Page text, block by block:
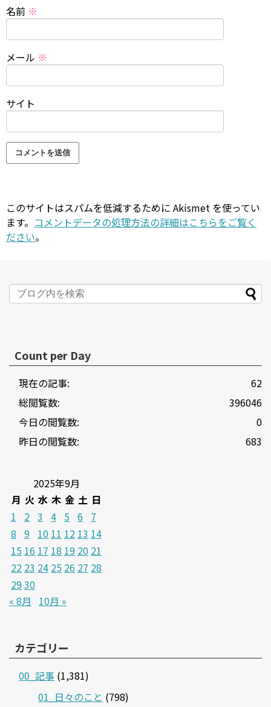
名前 ※
メール ※
サイト
このサイトはスパムを低減するために Akismet を使ってい
ます。 コメントデータの処理方法の詳細はこちらをご覧く
ださい。
Count per Day
62
現在の記事:
396046
総閲覧数:
0
今日の閲覧数:
683
昨日の閲覧数:
2025年9月
月 火 水 木 金 土 日
1
2 3 4 5 6
7
8 9 10 11 12 13 14
15 16 17 18 19 20 21
22 23 24 25 26 27 28
2930
« 8月
10月 »
カテゴリー
00_記事 (1,381)
01_日々のこと (798)